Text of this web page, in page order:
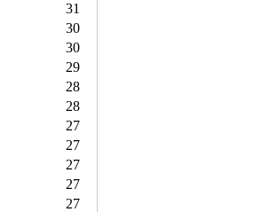
31
30
30
29
28
28
27
27
27
27
27